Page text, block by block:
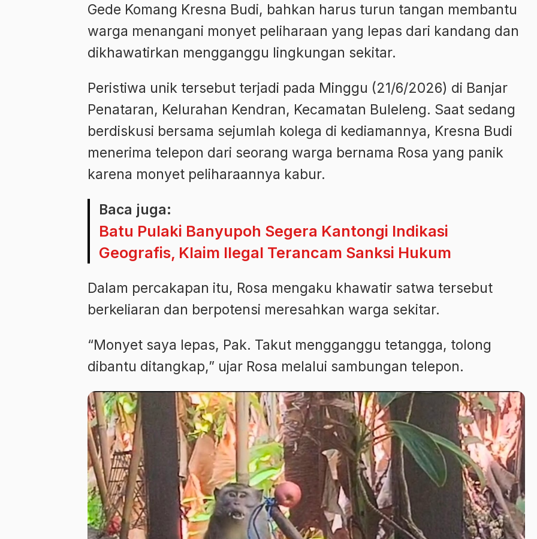
Gede Komang Kresna Budi, bahkan harus turun tangan membantu
warga menangani monyet peliharaan yang lepas dari kandang dan
dikhawatirkan mengganggu lingkungan sekitar.
Peristiwa unik tersebut terjadi pada Minggu (21/6/2026) di Banjar
Penataran, Kelurahan Kendran, Kecamatan Buleleng. Saat sedang
berdiskusi bersama sejumlah kolega di kediamannya, Kresna Budi
menerima telepon dari seorang warga bernama Rosa yang panik
karena monyet peliharaannya kabur.
Baca juga:
Batu Pulaki Banyupoh Segera Kantongi Indikasi
Geografis, Klaim Ilegal Terancam Sanksi Hukum
Dalam percakapan itu, Rosa mengaku khawatir satwa tersebut
berkeliaran dan berpotensi meresahkan warga sekitar.
“Monyet saya lepas, Pak. Takut mengganggu tetangga, tolong
dibantu ditangkap,” ujar Rosa melalui sambungan telepon.